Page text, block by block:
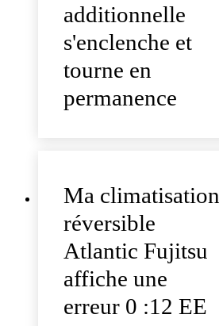
additionnelle
s'enclenche et
tourne en
permanence
Ma climatisation
réversible
Atlantic Fujitsu
affiche une
erreur 0 :12 EE